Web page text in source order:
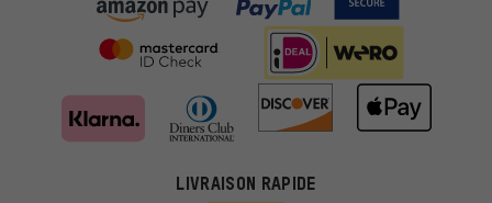
LIVRAISON RAPIDE